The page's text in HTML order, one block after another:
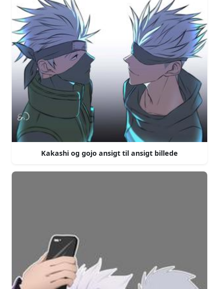
Kakashi og gojo ansigt til ansigt billede